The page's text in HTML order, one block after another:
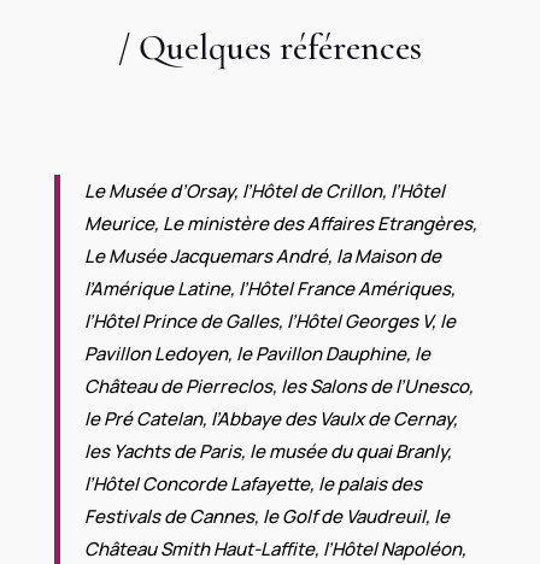
/ Quelques références​
Le Musée d’Orsay, l’Hôtel de Crillon, l’Hôtel
Meurice, Le ministère des Affaires Etrangères,
Le Musée Jacquemars André, la Maison de
l’Amérique Latine, l’Hôtel France Amériques,
l’Hôtel Prince de Galles, l’Hôtel Georges V, le
Pavillon Ledoyen, le Pavillon Dauphine, le
Château de Pierreclos, les Salons de l’Unesco,
le Pré Catelan, l’Abbaye des Vaulx de Cernay,
les Yachts de Paris, le musée du quai Branly,
l’Hôtel Concorde Lafayette, le palais des
Festivals de Cannes, le Golf de Vaudreuil, le
Château Smith Haut-Laffite, l’Hôtel Napoléon,